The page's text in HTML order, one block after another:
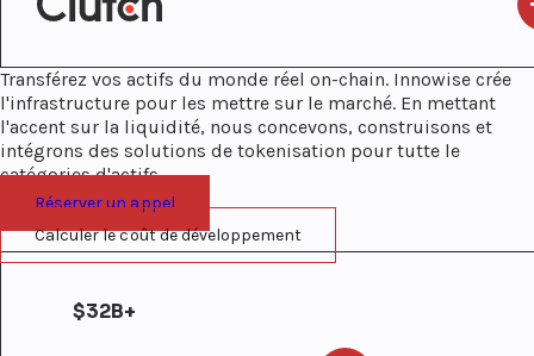
Transférez vos actifs du monde réel on-chain. Innowise crée
l'infrastructure pour les mettre sur le marché. En mettant
l'accent sur la liquidité, nous concevons, construisons et
intégrons des solutions de tokenisation pour tutte le
catégories d'actifs.
Réserver un appel
Calculer le coût de développement
$32B+